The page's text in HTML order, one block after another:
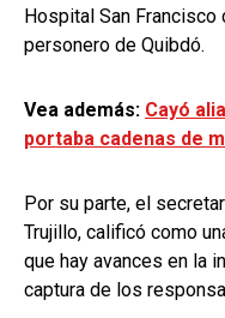
Hospital San Francisco
personero de Quibdó.
Vea además: Cayó
portaba cadenas de
Por su parte, el
Trujillo, calificó como
que hay avances en la
captura de los